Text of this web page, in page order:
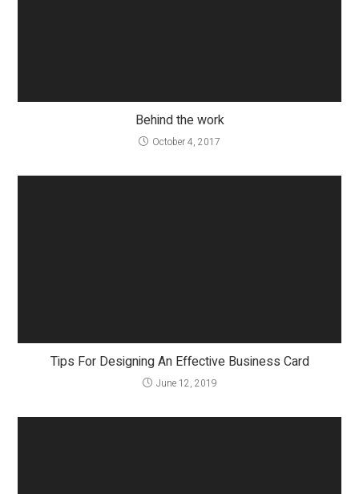
Behind the work
October 4, 2017
Tips For Designing An Effective Business Card
June 12, 2019